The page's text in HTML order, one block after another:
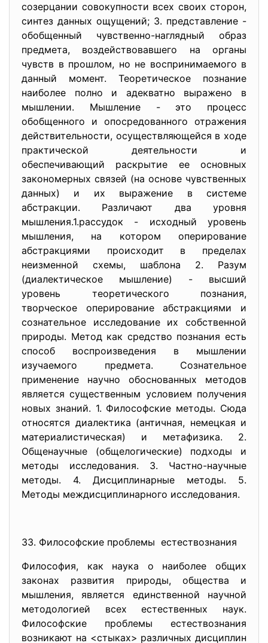
созерцании совокупности всех своих сторон,
синтез данных ощущений; 3. представление -
обобщенный чувственно-наглядный образ
предмета, воздействовавшего на органы
чувств в прошлом, но не воспринимаемого в
данный момент. Теоретическое познание
наиболее полно и адекватно выражено в
мышлении. Мышление - это процесс
обобщенного и опосредованного отражения
действительности, осуществляющейся в ходе
практической деятельности и
обеспечивающий раскрытие ее основных
закономерных связей (на основе чувственных
данных) и их выражение в системе
абстракции. Различают два уровня
мышления.1.рассудок - исходный уровень
мышления, на котором оперирование
абстракциями происходит в пределах
неизменной схемы, шаблона 2. Разум
(диалектическое мышление) - высший
уровень теоретического познания,
творческое оперирование абстракциями и
сознательное исследование их собственной
природы. Метод как средство познания есть
способ воспроизведения в мышлении
изучаемого предмета. Сознательное
применение научно обоснованных методов
является существенным условием получения
новых знаний. 1. Философские методы. Сюда
относятся диалектика (античная, немецкая и
материалистическая) и метафизика. 2.
Общенаучные (общелогические) подходы и
методы исследования. 3. Частно-научные
методы. 4. Дисциплинарные методы. 5.
Методы междисциплинарного исследования.
33. Философские проблемы естествознания
Философия, как наука о наиболее общих
законах развития природы, общества и
мышления, является единственной научной
методологией всех естественных наук.
Философские проблемы естествознания
возникают на <стыках> различных дисциплин